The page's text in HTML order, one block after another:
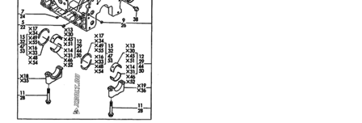
41‑ 1 119840-59560 HOSE, FUEL RETURN
HOSE, FUEL RETURN
43 129150-59580 CAP, RETURN PIPE
CAP, RETURN PIPE
44 129100-59951 ОБРАТНЫЙ КЛАПАН В СБОРЕ
VALVE ASSY, CHECK
45 23414-120000 ПРОКЛАДКА, 12X1,0
GASKET, 12X1.0